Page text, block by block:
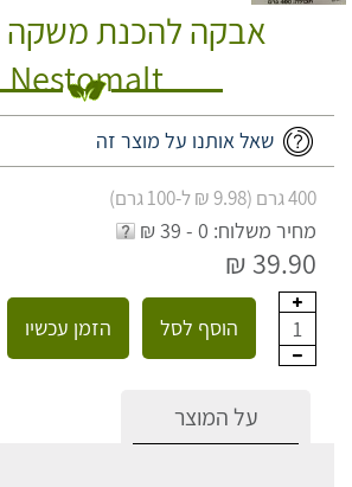
Nestomalt
שאל אותנו על מוצר זה
400 גרם (9.98 ₪ ל-100 גרם)
מחיר משלוח: 0 - 39 ₪
39.90 ₪
1 הוסף לסל הזמן עכשיו
על המוצר